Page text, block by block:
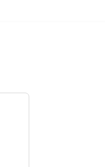
都將依照預購日期，以訂單
遲，將會再另外發送簡訊通
保固一年。